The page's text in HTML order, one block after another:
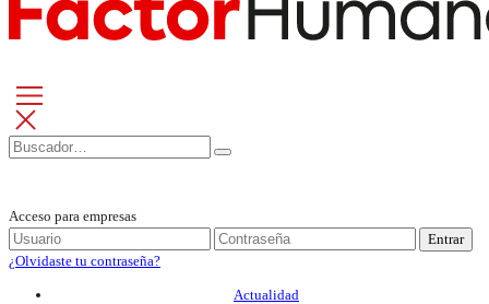
Acceso para empresas
Entrar
¿Olvidaste tu contraseña?
Actualidad